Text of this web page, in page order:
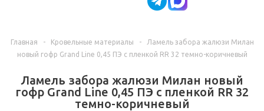
Главная - Кровельные материалы -
Ламель забора жалюзи Милан
новый гофр Grand Line 0,45 ПЭ с пленкой RR 32 темно-коричневый
Ламель забора жалюзи Милан новый
гофр Grand Line 0,45 ПЭ с пленкой RR 32
темно-коричневый